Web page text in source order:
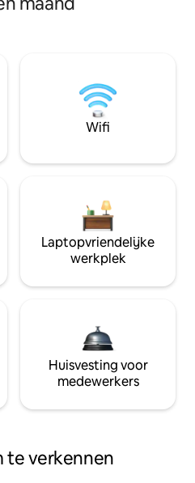
Wifi
Laptopvriendelijke
werkplek
Huisvesting voor
medewerkers
te verkennen